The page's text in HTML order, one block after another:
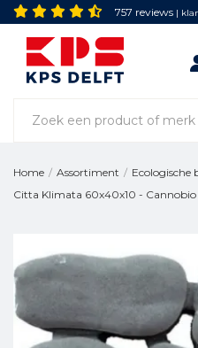
757 reviews |
Home / Assortiment / Ecologische
Citta Klimata 60x40x10 - Cannobio